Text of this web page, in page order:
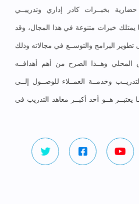
بخبــرات كادر إداري وتدريبــي
يمتلك خبرات متنوعة في هذا المجال، وقد
تطوير البرامج والتوســع في مجالاته وذلك
المحلي وهــذا الصرح من أهم أهدافــه
وخدمــة العمــلاء للوصــول إلــى
يعتبــر هــو أحد أكبــر معاهد التدريب في